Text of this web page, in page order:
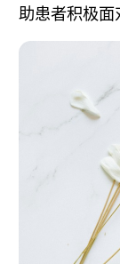
助患者积极面